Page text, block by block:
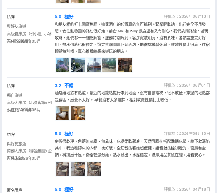
訪客
與好友旅遊
高級雙床房（朝小區+小冰
箱+電視投屏）
入住於2026年05月
5.0 極好
評價於：2026年06月13日
和朋友相約打卡國寶熊貓，這家酒店的位置真的無可挑剔。緊鄰輕軌站，出行完全不用發
愁，去往動物園的路也很好走。前台 Mia 和 Kitty 態度温和又有耐心，我們詢問路線、遊玩
攻略，她們都一一細緻解答，服務特別周到。客房寬敞明亮，沒有異味，各類設施完好好
用，熱水供應也很穩定。逛完熊貓園區回到酒店，能徹底放鬆休息。整體性價比很高，住宿
體驗特別棒，真心推薦給想來遊玩的朋友。
訪客
獨自旅遊
高級大床房（小會客廳+朝
小區+小冰箱）
入住於2026年05月
3.2 不錯
評價於：2026年06月01日
酒店離地鉄有點遠，最近的地鐵站搬行李到地面，沒有自動電梯，很不放便。穿過的地點都
是舊區，感覺不太好。 早餐沒有太多選擇，相對收費性價比比較低。
訪客
與好友旅遊
商務大床房（靜謐無聲+金
可兒床墊）
入住於2026年05月
5.0 極好
評價於：2026年05月10日
房間很乾凈，角落無灰塵、無異味，床品柔軟親膚，天然乳膠枕搭配季眠床墊，躺下就深陷
其中，我這種認床的人都一夜好眠。全屋智能客控超便捷，語音就能控制燈光、窗簾和空
調，科技感十足。衞浴乾濕分離，熱水秒出，水壓穩定，洗漱用品質感在線，用着安心。
匿名用戶
5.0 極好
評價於：2026年04月18日